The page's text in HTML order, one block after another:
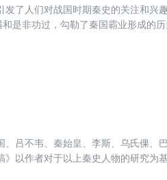
了人们对战国时期秦史的关注和兴
是非功过，勾勒了秦国霸业形成的
吕不韦、秦始皇、李斯、乌氏倮、
以作者对于以上秦史人物的研究为